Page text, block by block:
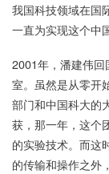
我国科技领域在国
一直为实现这个中
2001年，潘建伟
室。虽然是从零开
部门和中国科大的
获，那一年，这个
的实验技术。而这
的传输和操作之外